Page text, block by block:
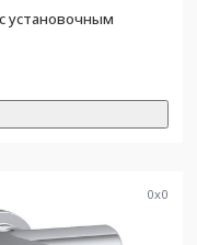
установочным
0x0